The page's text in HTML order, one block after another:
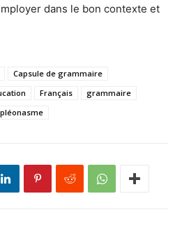
dans le bon contexte et
Capsule de grammaire
Français
grammaire
pléonasme